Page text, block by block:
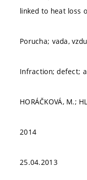
linked to heat loss
Porucha; vada,
Infraction; defect;
HORÁČKOVÁ, M.;
2014
25.04.2013